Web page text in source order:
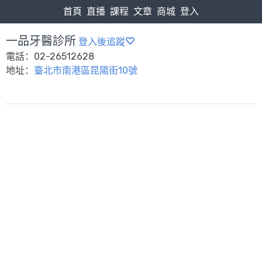
首頁 直播 課程 文章 商城 登入
一品牙醫診所 登入後追蹤
電話：02-26512628
地址： 臺北市南港區昆陽街10號